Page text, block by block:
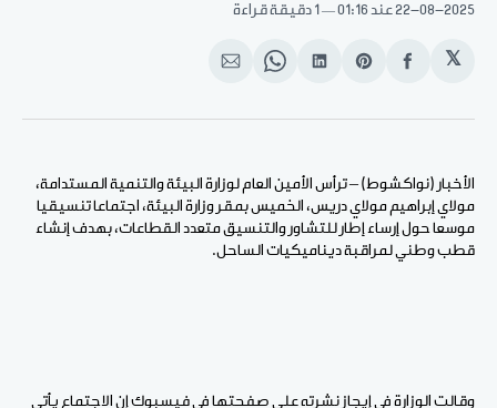
22-08-2025عند 01:16 1 دقيقة قراءة
𝕏
انشر
الفيسبوك
Share
Pinterest
انشر
لينكد
Share
WhatsApp
انشر
الإيميل
الأخبار (نواكشوط) – ترأس الأمين العام لوزارة البيئة والتنمية المستدامة،
مولاي إبراهيم مولاي دريس، الخميس بمقر وزارة البيئة، اجتماعا تنسيقيا
موسعا حول إرساء إطار للتشاور والتنسيق متعدد القطاعات، بهدف إنشاء
قطب وطني لمراقبة ديناميكيات الساحل.
وقالت الوزارة في إيجاز نشرته على صفحتها في فيسبوك إن الاجتماع يأتي